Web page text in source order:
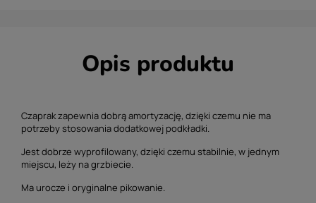
Opis produktu
Czaprak zapewnia dobrą amortyzację, dzięki czemu nie ma
potrzeby stosowania dodatkowej podkładki.
Jest dobrze wyprofilowany, dzięki czemu stabilnie, w jednym
miejscu, leży na grzbiecie.
Ma urocze i oryginalne pikowanie.